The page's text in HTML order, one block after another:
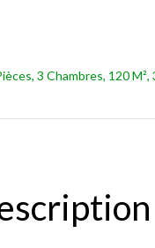
3 Chambres, 120 M²,